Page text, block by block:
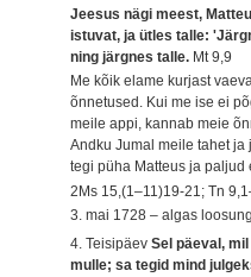
Jeesus nägi meest,
istuvat, ja ütles talle:
ning järgnes talle. Mt 9,9
Me kõik elame kurjast
õnnetused. Kui me ise ei
meile appi, kannab meie
Andku Jumal meile tahet
tegi püha Matteus ja paljud
2Ms 15,(1–11)19-21; Tn
3. mai 1728 – algas
4. TeisipäevSel päeval,
mulle; sa tegid mind